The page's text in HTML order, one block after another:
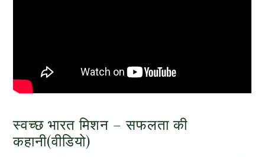
स्वच्छ भारत मिशन – सफलता की
कहानी(वीडियो)